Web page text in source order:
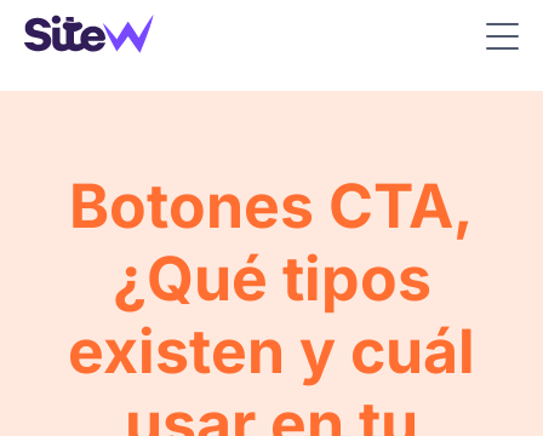
Botones CTA,
¿Qué tipos
existen y cuál